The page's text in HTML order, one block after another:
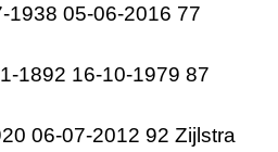
1938 05-06-2016 77
1892 16-10-1979 87
06-07-2012 92 Zijlstra